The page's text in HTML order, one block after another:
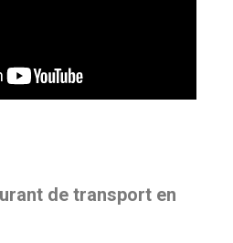
de transport en